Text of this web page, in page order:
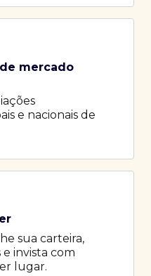
mercado
e nacionais de
sua carteira,
invista com
lugar.